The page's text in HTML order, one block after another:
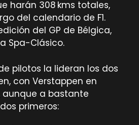
harán 308 kms totales,
del calendario de F1.
del GP de Bélgica,
Spa-Clásico.
pilotos la lideran los dos
con Verstappen en
aunque a bastante
primeros: